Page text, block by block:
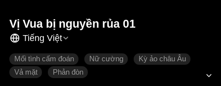
Vị Vua bị nguyền rủa 01
Tiếng Việt
Mối tình cấm đoán Nữ cường
Kỳ ảo châu Âu
Vả mặt
Phản đòn